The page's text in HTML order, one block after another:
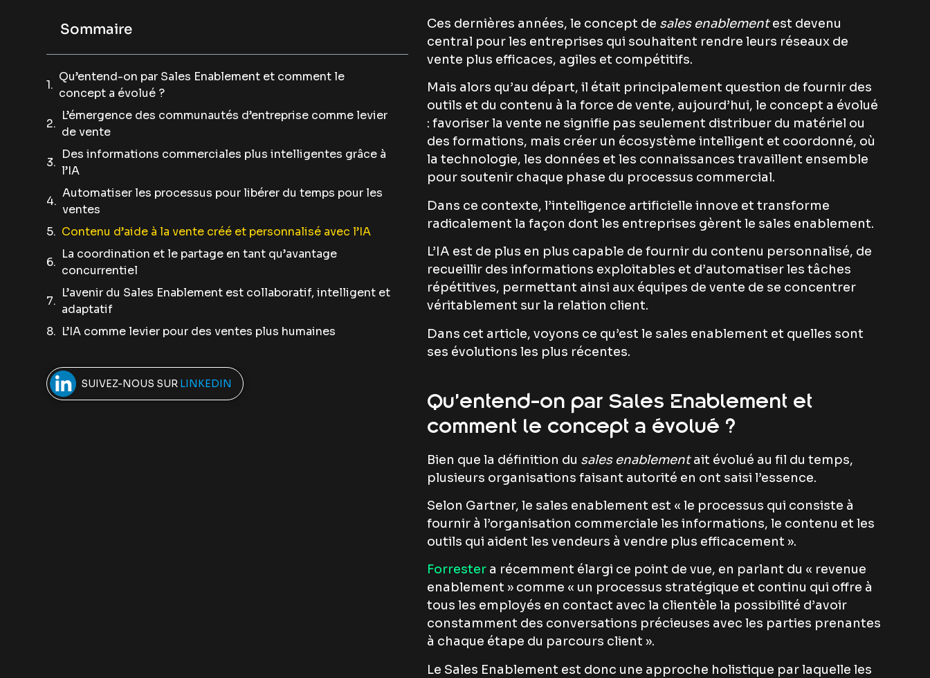
Sommaire
Qu’entend-on par Sales Enablement et comment le
concept a évolué ?
L’émergence des communautés d’entreprise comme levier
de vente
Des informations commerciales plus intelligentes grâce à
l’IA
Automatiser les processus pour libérer du temps pour les
ventes
Contenu d’aide à la vente créé et personnalisé avec l’IA
La coordination et le partage en tant qu’avantage
concurrentiel
L’avenir du Sales Enablement est collaboratif, intelligent et
adaptatif
L’IA comme levier pour des ventes plus humaines
SUIVEZ-NOUS SUR LINKEDIN
Ces dernières années, le concept de sales enablementest devenu
central pour les entreprises qui souhaitent rendre leurs réseaux de
vente plus efficaces, agiles et compétitifs.
Mais alors qu’au départ, il était principalement question de fournir des
outils et du contenu à la force de vente, aujourd’hui, le concept a évolué
: favoriser la vente ne signifie pas seulement distribuer du matériel ou
des formations, mais créer un écosystème intelligent et coordonné, où
la technologie, les données et les connaissances travaillent ensemble
pour soutenir chaque phase du processus commercial.
Dans ce contexte, l’intelligence artificielle innove et transforme
radicalement la façon dont les entreprises gèrent le sales enablement.
L’IA est de plus en plus capable de fournir du contenu personnalisé, de
recueillir des informations exploitables et d’automatiser les tâches
répétitives, permettant ainsi aux équipes de vente de se concentrer
véritablement sur la relation client.
Dans cet article, voyons ce qu’est le sales enablement et quelles sont
ses évolutions les plus récentes.
Qu’entend-on par Sales Enablement et
comment le concept a évolué ?
Bien que la définition du sales enablementait évolué au fil du temps,
plusieurs organisations faisant autorité en ont saisi l’essence.
Selon Gartner, le sales enablement est « le processus qui consiste à
fournir à l’organisation commerciale les informations, le contenu et les
outils qui aident les vendeurs à vendre plus efficacement ».
Forrester a récemment élargi ce point de vue, en parlant du « revenue
enablement » comme « un processus stratégique et continu qui offre à
tous les employés en contact avec la clientèle la possibilité d’avoir
constamment des conversations précieuses avec les parties prenantes
à chaque étape du parcours client ».
Le Sales Enablement est donc une approche holistique par laquelle les